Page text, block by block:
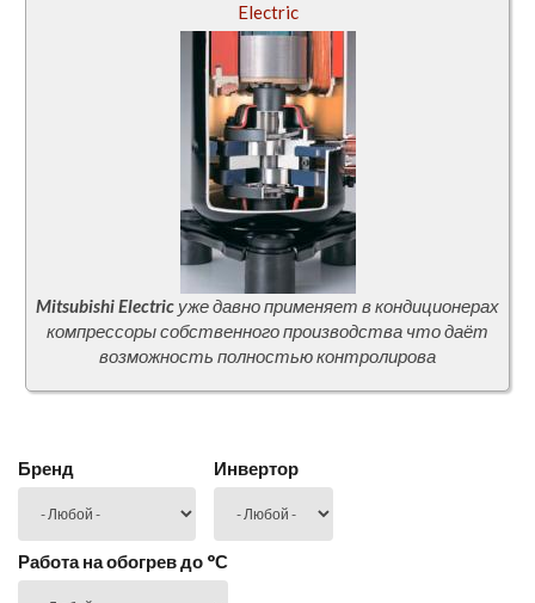
Electric
Mitsubishi Electric уже давно применяет в кондиционерах
компрессоры собственного производства что даёт
возможность полностью контролирова
Бренд Инвертор
Работа на обогрев до °С